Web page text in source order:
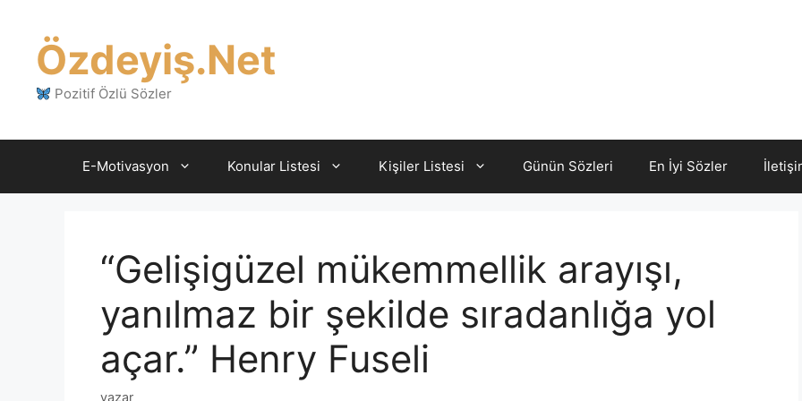
Özdeyiş.Net
Pozitif Özlü Sözler
E-Motivasyon Konular Listesi Kişiler Listesi Günün Sözleri En İyi Sözler
“Gelişigüzel mükemmellik arayışı,
yanılmaz bir şekilde sıradanlığa yol
açar.” Henry Fuseli
yazar